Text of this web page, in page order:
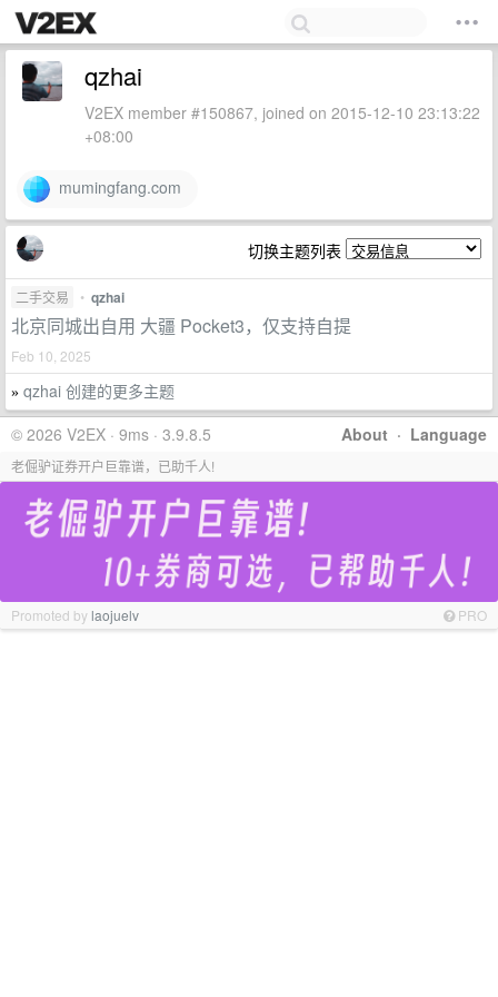
qzhai
V2EX member #150867, joined on 2015-12-10 23:13:22
+08:00
mumingfang.com
切换主题列表
二手交易 • qzhai
北京同城出自用 大疆 Pocket3，仅支持自提
Feb 10, 2025
» qzhai 创建的更多主题
About · Language
© 2026 V2EX · 9ms · 3.9.8.5
老倔驴证券开户巨靠谱，已助千人!
Promoted bylaojuelv PRO